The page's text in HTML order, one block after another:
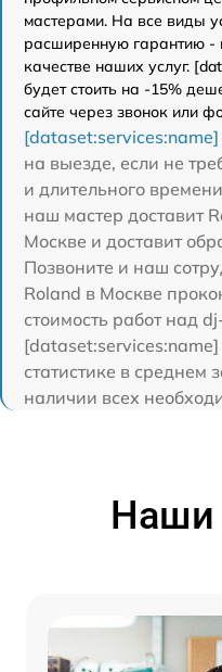
мастерами. На все виды
расширенную гарантию -
качестве наших услуг.
будет стоить на -15%
сайте через звонок или
на выезде, если не
и длительного
наш мастер доставит
Москве и доставит
Позвоните и наш
Roland в Москве
стоимость работ над
статистике в среднем
наличии всех
Наши